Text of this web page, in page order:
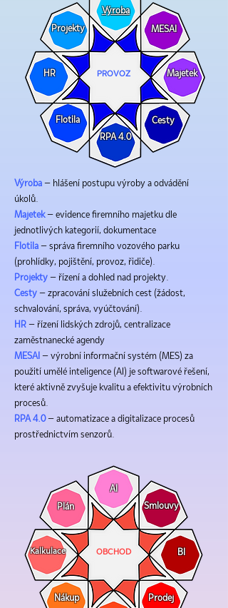
PROVOZ
Projekty
HR
Flotila
Výroba
MESAI
Majetek
Cesty
RPA 4.0
Výroba – hlášení postupu výroby a odvádění
úkolů.
Majetek– evidence firemního majetku dle
jednotlivých kategorií, dokumentace
Flotila – správa firemního vozového parku
(prohlídky, pojištění, provoz, řidiče).
Projekty – řízení a dohled nad projekty.
Cesty – zpracování služebních cest (žádost,
schvalování, správa, vyúčtování).
HR – řízení lidských zdrojů, centralizace
zaměstnanecké agendy
MESAI – výrobní informační systém (MES) za
použití umělé inteligence (AI) je softwarové řešení,
které aktivně zvyšuje kvalitu a efektivitu výrobních
procesů.
RPA 4.0– automatizace a digitalizace procesů
prostřednictvím senzorů.
OBCHOD
Plán
Kalkulace
Nákup
AI
Smlouvy
BI
Prodej